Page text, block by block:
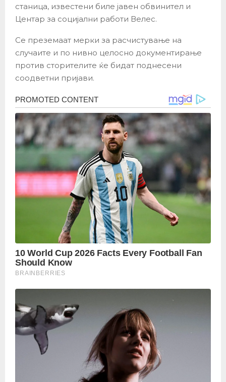
станица, известени биле јавен обвинител и
Центар за социјални работи Велес.
Се преземаат мерки за расчистување на
случаите и по нивно целосно документирање
против сторителите ќе бидат поднесени
соодветни пријави.